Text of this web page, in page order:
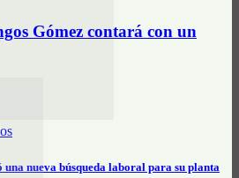
nueva búsqueda laboral para su planta
Gómez contará con un